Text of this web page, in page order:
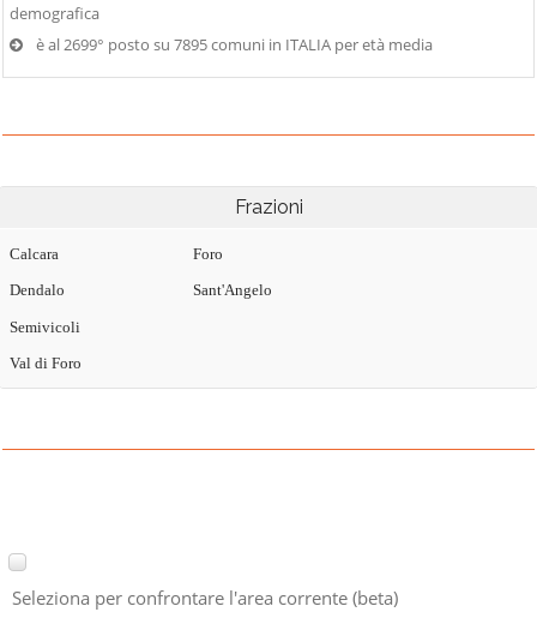
demografica
è al 2699° posto su 7895 comuni in ITALIA per età media
Frazioni
Calcara
Dendalo
Foro
Sant'Angelo
Semivicoli
Val di Foro
Seleziona per confrontare l'area corrente (beta)